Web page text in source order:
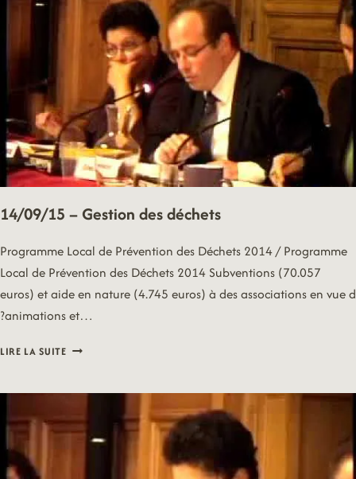
14/09/15 – Gestion des déchets
Programme Local de Prévention des Déchets 2014 / Programme
Local de Prévention des Déchets 2014 Subventions (70.057
euros) et aide en nature (4.745 euros) à des associations en vue d
?animations et…
LIRE LA SUITE14/09/15
DES